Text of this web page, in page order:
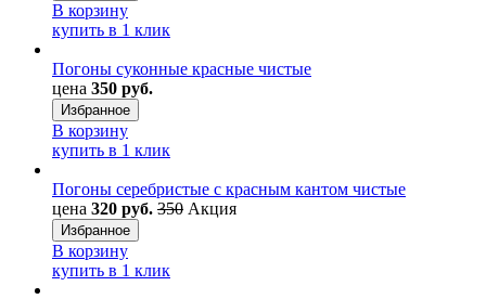
В корзину
купить в 1 клик
Погоны суконные красные чистые
цена 350 руб.
Избранное
В корзину
купить в 1 клик
Погоны серебристые с красным кантом чистые
цена 320 руб. 350 Акция
Избранное
В корзину
купить в 1 клик